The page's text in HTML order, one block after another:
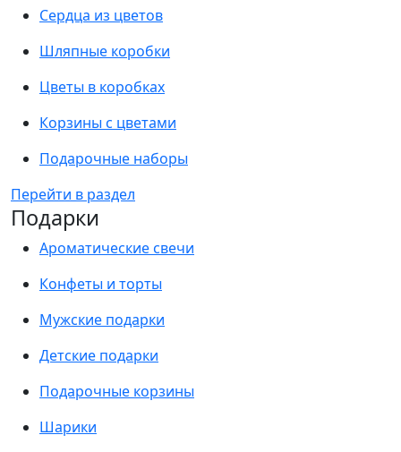
Сердца из цветов
Шляпные коробки
Цветы в коробках
Корзины с цветами
Подарочные наборы
Перейти в раздел
Подарки
Ароматические свечи
Конфеты и торты
Мужские подарки
Детские подарки
Подарочные корзины
Шарики